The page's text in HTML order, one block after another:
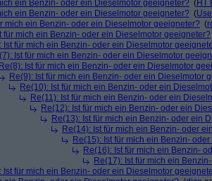
ein Benzin- oder ein Dieselmotor geeigneter? (HT
ein Benzin- oder ein Dieselmotor geeigneter? (
mich ein Benzin- oder ein Dieselmotor geeigneter? (
für mich ein Benzin- oder ein Dieselmotor geeigneter?
Ist für mich ein Benzin- oder ein Dieselmotor
Ist für mich ein Benzin- oder ein Dieselmotor
Re(8): Ist für mich ein Benzin- oder ein Dieselmotor
Re(9): Ist für mich ein Benzin- oder ein Dieselmotor
Re(10): Ist für mich ein Benzin- oder ein
Re(11): Ist für mich ein Benzin- oder ein
Re(12): Ist für mich ein Benzin- oder ein
Re(13): Ist für mich ein Benzin- oder ein
Re(14): Ist für mich ein Benzin- oder
Re(15): Ist für mich ein Benzin-
Re(16): Ist für mich ein Benzin-
Re(17): Ist für mich ein
Ist für mich ein Benzin- oder ein Dieselmotor